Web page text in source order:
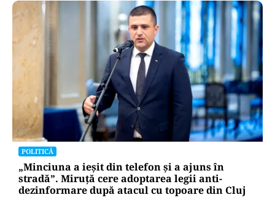
POLITICĂ
„Minciuna a ieșit din telefon și a ajuns în
stradă”. Miruță cere adoptarea legii anti-
dezinformare după atacul cu topoare din Cluj